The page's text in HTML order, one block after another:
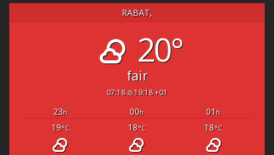
RABAT,
20°
fair
07:18 19:18 +01
23h 00h 01 h
19°C 18°C 18°C